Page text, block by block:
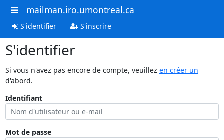
mailman.iro.umontreal.ca
S'identifier S'inscrire
S'identifier
Si vous n'avez pas encore de compte, veuillez en créer un
d'abord.
Identifiant
Mot de passe